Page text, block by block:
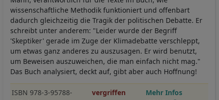
wissenschaftliche Methodik funktioniert und offenbart
dadurch gleichzeitig die Tragik der politischen Debatte. Er
schreibt unter anderem: "Leider wurde der Begriff
'Skeptiker' gerade im Zuge der Klimadebatte verschleppt,
um etwas ganz anderes zu auszusagen. Er wird benutzt,
um Beweisen auszuweichen, die man einfach nicht mag."
Das Buch analysiert, deckt auf, gibt aber auch Hoffnung!
ISBN 978-3-95788-
vergriffen
Mehr Infos